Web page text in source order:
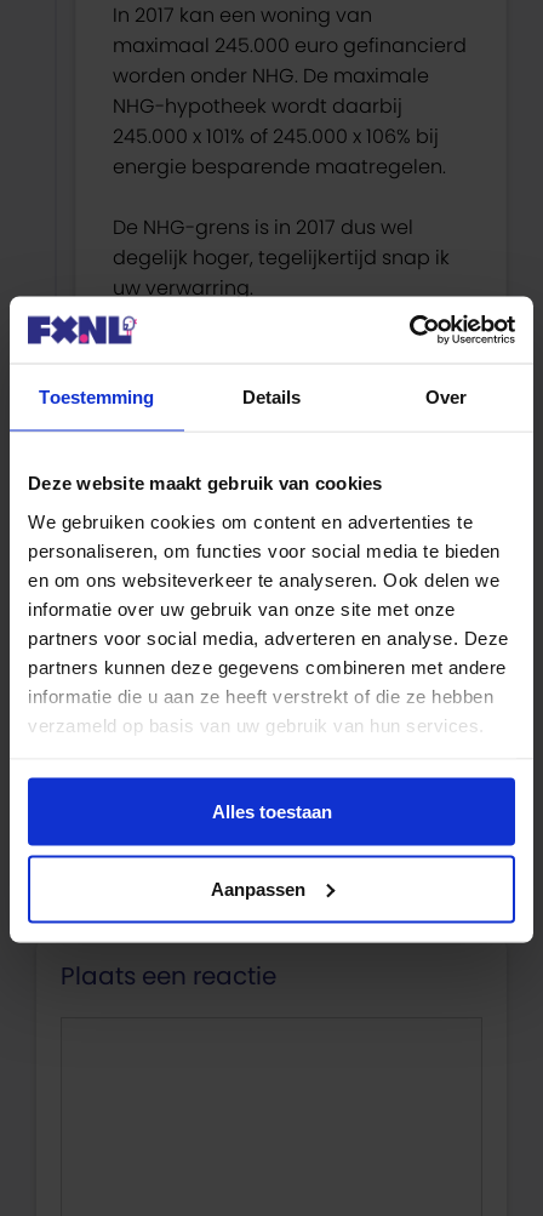
Toestemming Details Over
Deze website maakt gebruik van cookies
We gebruiken cookies om content en advertenties te
personaliseren, om functies voor social media te bieden
en om ons websiteverkeer te analyseren. Ook delen we
informatie over uw gebruik van onze site met onze
partners voor social media, adverteren en analyse. Deze
partners kunnen deze gegevens combineren met andere
informatie die u aan ze heeft verstrekt of die ze hebben
verzameld op basis van uw gebruik van hun services.
Alles toestaan
Aanpassen
In 2017 kan een woning van
maximaal 245.000 euro gefinancierd
worden onder NHG. De maximale
NHG-hypotheek wordt daarbij
245.000 x 101% of 245.000 x 106% bij
energie besparende maatregelen.
De NHG-grens is in 2017 dus wel
degelijk hoger, tegelijkertijd snap ik
uw verwarring.
Met vriendelijke groet,
Beantwoorden
Royla
26 oktober 2016 om 14:27
Heeft dit ook een effect op de prognose
Plaats een reactie